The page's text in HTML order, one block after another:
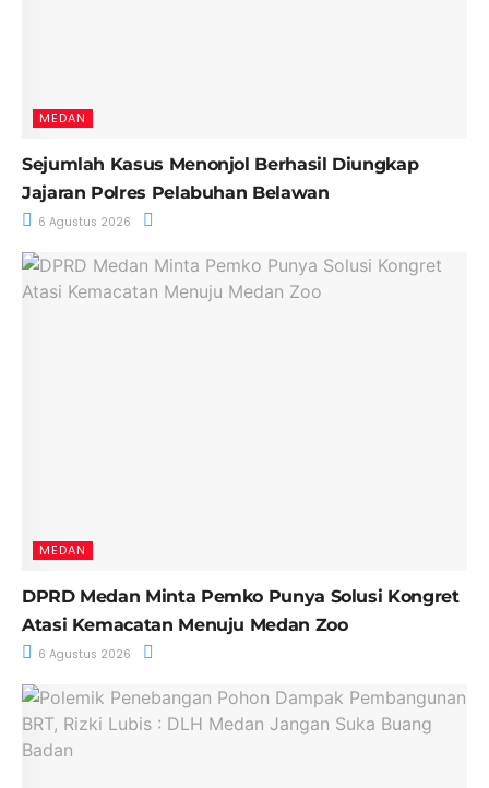
MEDAN
Sejumlah Kasus Menonjol Berhasil Diungkap
Jajaran Polres Pelabuhan Belawan
6 Agustus 2026
MEDAN
DPRD Medan Minta Pemko Punya Solusi Kongret
Atasi Kemacatan Menuju Medan Zoo
6 Agustus 2026